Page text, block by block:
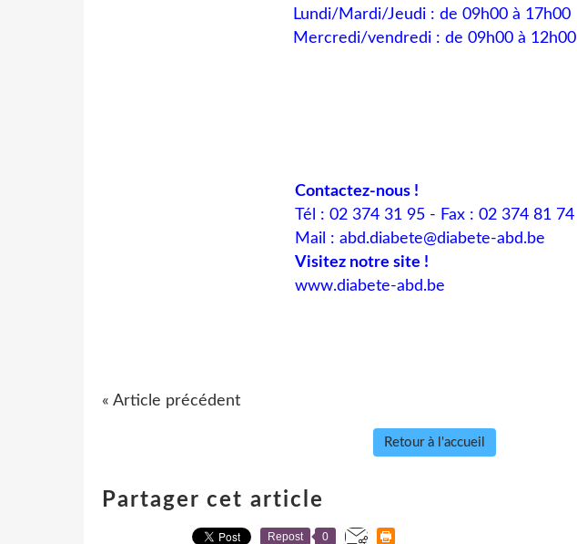
Lundi/Mardi/Jeudi : de 09h00 à 17h00
Mercredi/vendredi : de 09h00 à 12h00
Contactez-nous !
Tél : 02 374 31 95 - Fax : 02 374 81 74
Mail : abd.diabete@diabete-abd.be
Visitez notre site !
www.diabete-abd.be
« Article précédent
Retour à l'accueil
Partager cet article
Repost 0